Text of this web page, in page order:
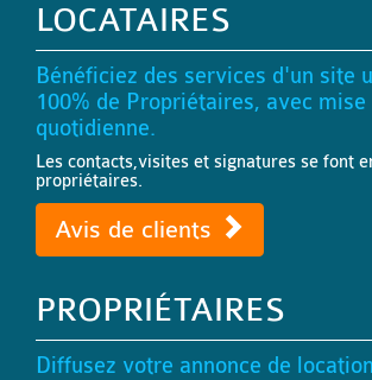
LOCATAIRES
Bénéficiez des services d'un site
100% de Propriétaires, avec mise
quotidienne.
Les contacts,visites et signatures se font
propriétaires.
Avis de clients
PROPRIÉTAIRES
Diffusez votre annonce de